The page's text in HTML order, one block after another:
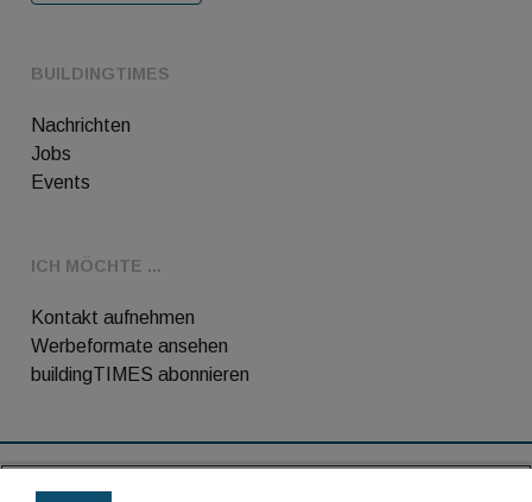
BUILDINGTIMES
Nachrichten
Jobs
Events
ICH MÖCHTE ...
Kontakt aufnehmen
Werbeformate ansehen
buildingTIMES abonnieren